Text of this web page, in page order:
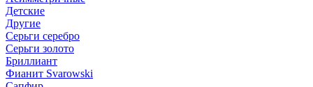
Детские
Другие
Серьги серебро
Серьги золото
Бриллиант
Фианит Svarowski